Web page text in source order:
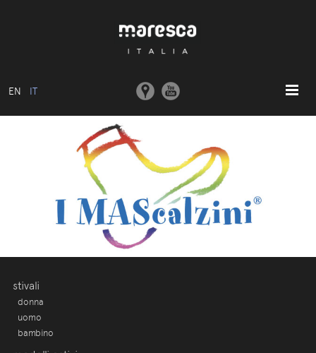
EN IT
ABOUT US
MODELLI BASE
COLLEZIONI
STAMPI E MACCHINARI
COMUNICAZIONE
stivali
donna
uomo
bambino